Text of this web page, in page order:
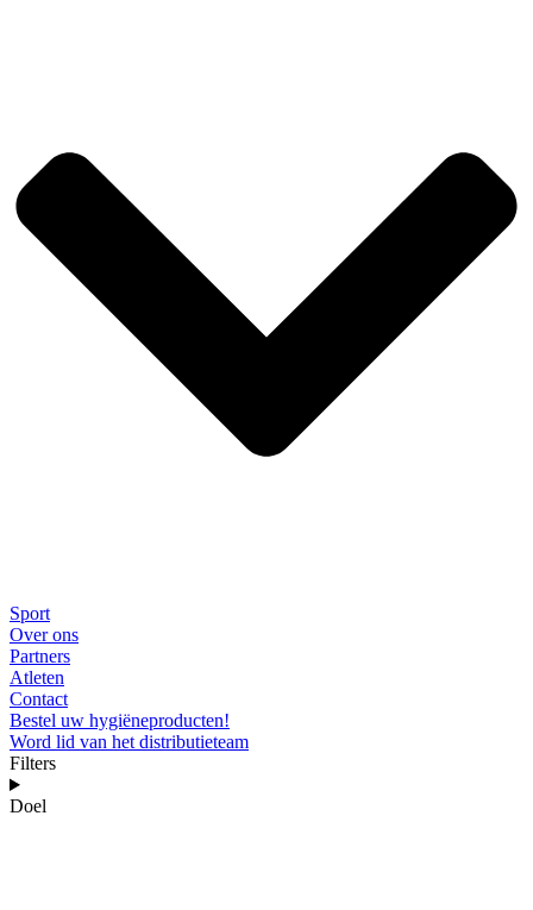
Sport
Over ons
Partners
Atleten
Contact
Bestel uw hygiëneproducten!
Word lid van het distributieteam
Filters
Doel